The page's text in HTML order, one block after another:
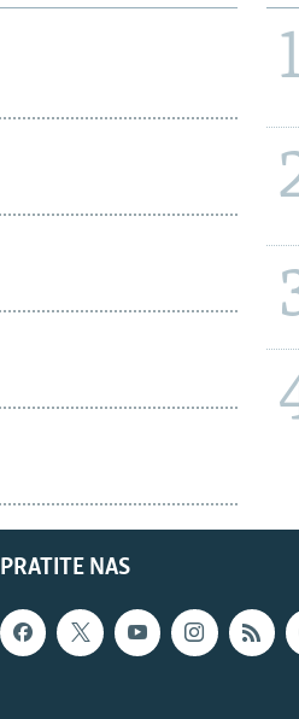
PRATITE NAS